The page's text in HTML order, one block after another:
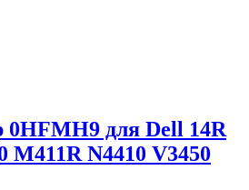
0HFMH9 для Dell 14R
M411R N4410 V3450